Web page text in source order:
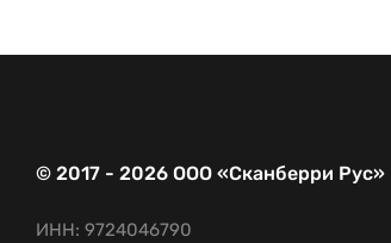
© 2017 - 2026 ООО «Сканберри Рус»
ИНН: 9724046790